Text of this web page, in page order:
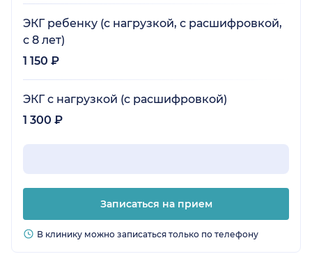
ЭКГ ребенку (с нагрузкой, с расшифровкой,
с 8 лет)
1 150 ₽
ЭКГ с нагрузкой (с расшифровкой)
1 300 ₽
Записаться на прием
В клинику можно записаться только по телефону